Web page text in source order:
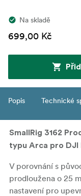
Na skladě
699,00 Kč
Popis Technické
SmallRig 3162
typu Arca pro DJI
V porovnání s
prodloužena o 25
nastavení pro